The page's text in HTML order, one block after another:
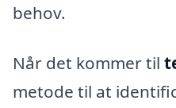
behov.
Når det kommer til
metode til at